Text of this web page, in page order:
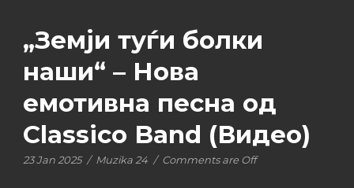
„Земји туѓи болки
наши“ – Нова
емотивна песна од
Classico Band (Видео)
23 Jan 2025 / Muzika 24 / Comments are Off